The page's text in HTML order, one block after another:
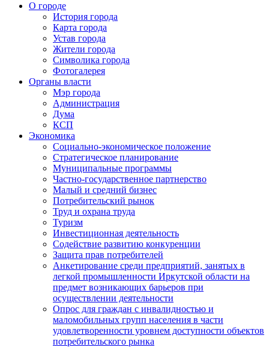
О городе
История города
Карта города
Устав города
Жители города
Символика города
Фотогалерея
Органы власти
Мэр города
Администрация
Дума
КСП
Экономика
Социально-экономическое положение
Стратегическое планирование
Муниципальные программы
Частно-государственное партнерство
Малый и средний бизнес
Потребительский рынок
Труд и охрана труда
Туризм
Инвестиционная деятельность
Содействие развитию конкуренции
Защита прав потребителей
Анкетирование среди предприятий, занятых в
легкой промышленности Иркутской области на
предмет возникающих барьеров при
осуществлении деятельности
Опрос для граждан с инвалидностью и
маломобильных групп населения в части
удовлетворенности уровнем доступности объектов
потребительского рынка